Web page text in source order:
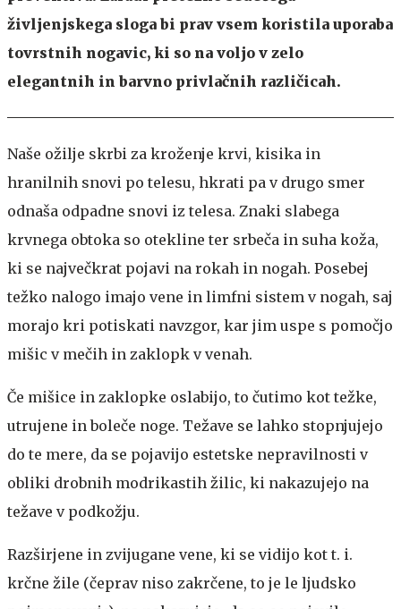
življenjskega sloga bi prav vsem koristila uporaba
tovrstnih nogavic, ki so na voljo v zelo
elegantnih in barvno privlačnih različicah.
Naše ožilje skrbi za kroženje krvi, kisika in
hranilnih snovi po telesu, hkrati pa v drugo smer
odnaša odpadne snovi iz telesa. Znaki slabega
krvnega obtoka so otekline ter srbeča in suha koža,
ki se največkrat pojavi na rokah in nogah. Posebej
težko nalogo imajo vene in limfni sistem v nogah, saj
morajo kri potiskati navzgor, kar jim uspe s pomočjo
mišic v mečih in zaklopk v venah.
Če mišice in zaklopke oslabijo, to čutimo kot težke,
utrujene in boleče noge. Težave se lahko stopnjujejo
do te mere, da se pojavijo estetske nepravilnosti v
obliki drobnih modrikastih žilic, ki nakazujejo na
težave v podkožju.
Razširjene in zvijugane vene, ki se vidijo kot t. i.
krčne žile (čeprav niso zakrčene, to je le ljudsko